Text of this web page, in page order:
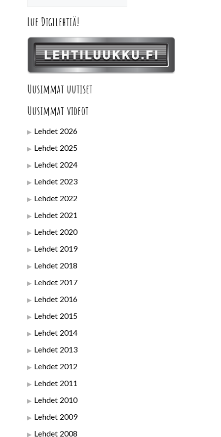
Lue Digilehtiä!
Uusimmat uutiset
Uusimmat videot
Lehdet 2026
Lehdet 2025
Lehdet 2024
Lehdet 2023
Lehdet 2022
Lehdet 2021
Lehdet 2020
Lehdet 2019
Lehdet 2018
Lehdet 2017
Lehdet 2016
Lehdet 2015
Lehdet 2014
Lehdet 2013
Lehdet 2012
Lehdet 2011
Lehdet 2010
Lehdet 2009
Lehdet 2008